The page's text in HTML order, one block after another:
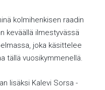
kolmihenkisen raadin
keväällä ilmestyvässä
joka käsittelee
tällä vuosikymmenellä.
lisäksi Kalevi Sorsa -